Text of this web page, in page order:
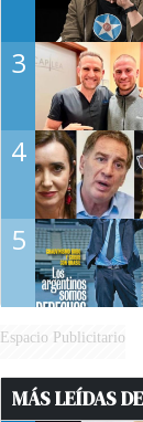
3
4
5
Espacio Publicitario
MÁS LEÍDAS